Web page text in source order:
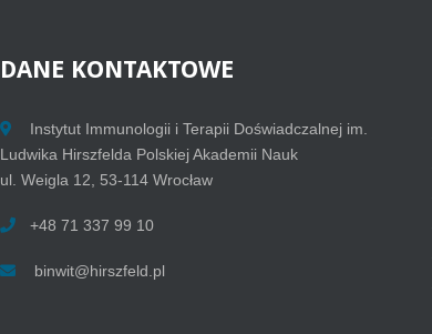
DANE KONTAKTOWE
Instytut Immunologii i Terapii Doświadczalnej im.
Ludwika Hirszfelda Polskiej Akademii Nauk
ul. Weigla 12, 53-114 Wrocław
+48 71 337 99 10
binwit@hirszfeld.pl